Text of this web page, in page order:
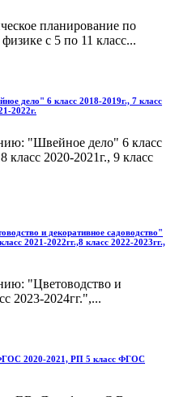
планирование по
с 5 по 11 класс...
дело" 6 класс 2018-2019г., 7 класс
2022г.
"Швейное дело" 6 класс
класс 2020-2021г., 9 класс
и декоративное садоводство"
2021-2022гг.,8 класс 2022-2023гг.,
"Цветоводство и
2023-2024гг.",...
2020-2021, РП 5 класс ФГОС